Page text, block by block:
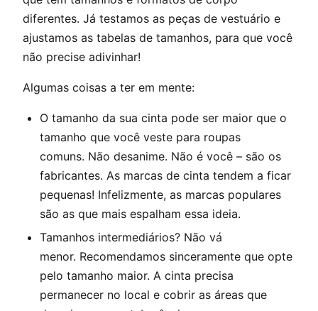
diferentes. Já testamos as peças de vestuário e
ajustamos as tabelas de tamanhos, para que você
não precise adivinhar!
Algumas coisas a ter em mente:
O tamanho da sua cinta pode ser maior que o
tamanho que você veste para roupas
comuns. Não desanime. Não é você – são os
fabricantes. As marcas de cinta tendem a ficar
pequenas! Infelizmente, as marcas populares
são as que mais espalham essa ideia.
Tamanhos intermediários? Não vá
menor. Recomendamos sinceramente que opte
pelo tamanho maior. A cinta precisa
permanecer no local e cobrir as áreas que